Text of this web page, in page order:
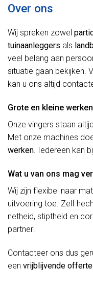
Over ons
Wij spreken zowel
tuinaanleggers als
veel belang aan
situatie gaan bekijken.
kan u ons altijd
Grote en kleine werken
Onze vingers staan
Met onze machines
werken. Iedereen kan
Wat u van ons mag
Wij zijn flexibel naar
uitvoering toe. Zelf
netheid, stiptheid en
partner!
Contacteer ons dus
een vrijblijvende offerte